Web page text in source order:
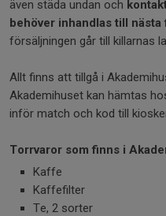
även städa undan och
behöver inhandlas till nästa
försäljningen går till killarnas
Allt finns att tillgå i
Akademihuset kan hämtas
inför match och kod till
Torrvaror som finns i
Kaffe
Kaffefilter
Te, 2 sorter